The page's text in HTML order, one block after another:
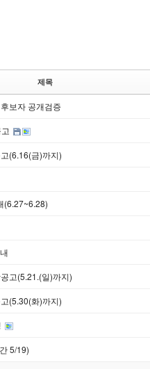
제목
보자 공개검증
(6.16(금)까지)
(6.27~6.28)
고(5.21.(일)까지)
(5.30(화)까지)
5/19)